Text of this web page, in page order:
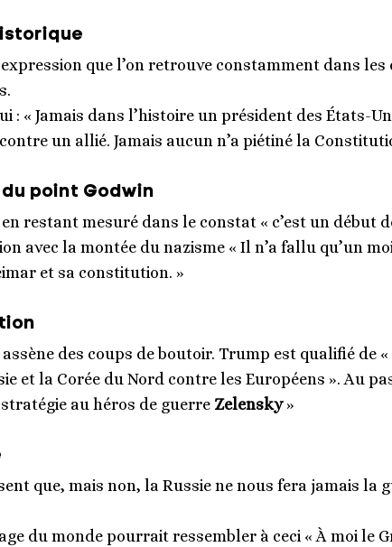
expression que l’on retrouve constamment dans
« Jamais dans l’histoire un président des États-
un allié. Jamais aucun n’a piétiné la
point Godwin
restant mesuré dans le constat « c’est un début
avec la montée du nazisme « Il n’a fallu qu’un
et sa constitution. »
des coups de boutoir. Trump est qualifié de
et la Corée du Nord contre les Européens ». Au
au héros de guerre Zelensky»
que, mais non, la Russie ne nous fera jamais
du monde pourrait ressembler à ceci « À moi le